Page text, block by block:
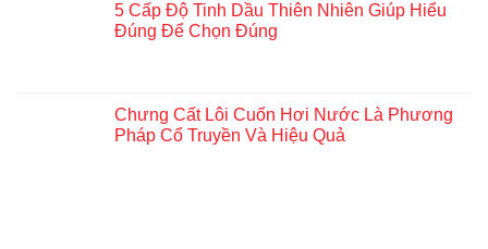
5 Cấp Độ Tinh Dầu Thiên Nhiên Giúp Hiểu
Đúng Để Chọn Đúng
Chưng Cất Lôi Cuốn Hơi Nước Là Phương
Pháp Cổ Truyền Và Hiệu Quả